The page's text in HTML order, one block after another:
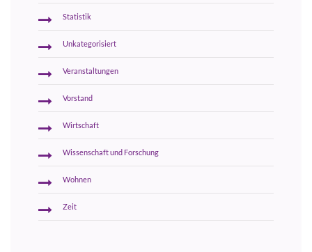
Statistik
Unkategorisiert
Veranstaltungen
Vorstand
Wirtschaft
Wissenschaft und Forschung
Wohnen
Zeit